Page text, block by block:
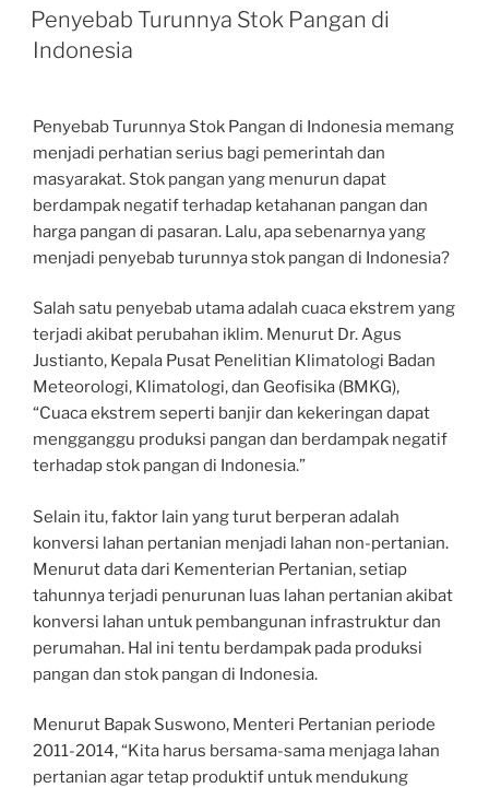
ON
Penyebab Turunnya Stok Pangan di
Indonesia
Penyebab Turunnya Stok Pangan di Indonesia memang
menjadi perhatian serius bagi pemerintah dan
masyarakat. Stok pangan yang menurun dapat
berdampak negatif terhadap ketahanan pangan dan
harga pangan di pasaran. Lalu, apa sebenarnya yang
menjadi penyebab turunnya stok pangan di Indonesia?
Salah satu penyebab utama adalah cuaca ekstrem yang
terjadi akibat perubahan iklim. Menurut Dr. Agus
Justianto, Kepala Pusat Penelitian Klimatologi Badan
Meteorologi, Klimatologi, dan Geofisika (BMKG),
“Cuaca ekstrem seperti banjir dan kekeringan dapat
mengganggu produksi pangan dan berdampak negatif
terhadap stok pangan di Indonesia.”
Selain itu, faktor lain yang turut berperan adalah
konversi lahan pertanian menjadi lahan non-pertanian.
Menurut data dari Kementerian Pertanian, setiap
tahunnya terjadi penurunan luas lahan pertanian akibat
konversi lahan untuk pembangunan infrastruktur dan
perumahan. Hal ini tentu berdampak pada produksi
pangan dan stok pangan di Indonesia.
Menurut Bapak Suswono, Menteri Pertanian periode
2011-2014, “Kita harus bersama-sama menjaga lahan
pertanian agar tetap produktif untuk mendukung